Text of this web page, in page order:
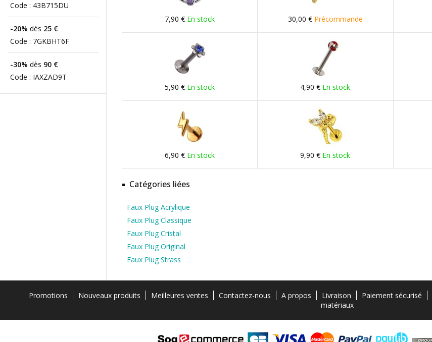
Code : 43B715DU
-20% dès 25 €
Code : 7GKBHT6F
-30% dès 90 €
Code : IAXZAD9T
7,90 € En stock 30,00 € Précommande
5,90 € En stock 4,90 € En stock
6,90 € En stock 9,90 € En stock
Catégories liées
Faux Plug Acrylique
Faux Plug Classique
Faux Plug Cristal
Faux Plug Original
Faux Plug Strass
Promotions Nouveaux produits Meilleures ventes Contactez-nous A propos Livraison Paiement sécurisé
matériaux